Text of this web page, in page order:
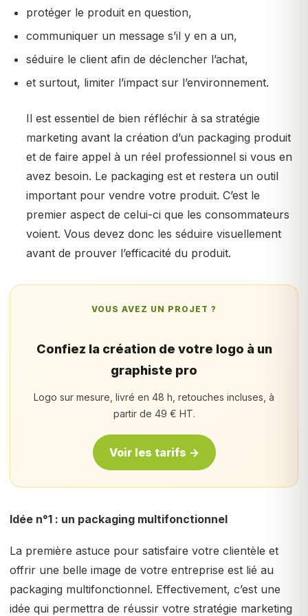
protéger le produit en question,
communiquer un message s’il y en a un,
séduire le client afin de déclencher l’achat,
et surtout, limiter l’impact sur l’environnement.
Il est essentiel de bien réfléchir à sa stratégie
marketing avant la création d’un packaging produit
et de faire appel à un réel professionnel si vous en
avez besoin. Le packaging est et restera un outil
important pour vendre votre produit. C’est le
premier aspect de celui-ci que les consommateurs
voient. Vous devez donc les séduire visuellement
avant de prouver l’efficacité du produit.
VOUS AVEZ UN PROJET ?
Confiez la création de votre logo à un
graphiste pro
Logo sur mesure, livré en 48 h, retouches incluses, à
partir de 49 € HT.
Voir les tarifs →
Idée n°1 : un packaging multifonctionnel
La première astuce pour satisfaire votre clientèle et
offrir une belle image de votre entreprise est lié au
packaging multifonctionnel. Effectivement, c’est une
idée qui permettra de réussir votre stratégie marketing